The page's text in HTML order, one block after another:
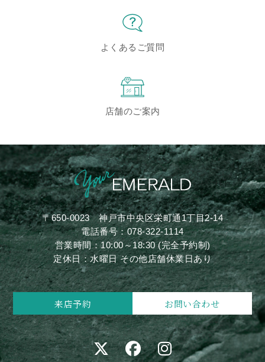
よくあるご質問
店舗のご案内
〒650-0023神戸市中央区栄町通1丁目2-14
電話番号：078-322-1114
営業時間：10:00～18:30 (完全予約制)
定休日：水曜日 その他店舗休業日あり
来店予約 お問い合わせ